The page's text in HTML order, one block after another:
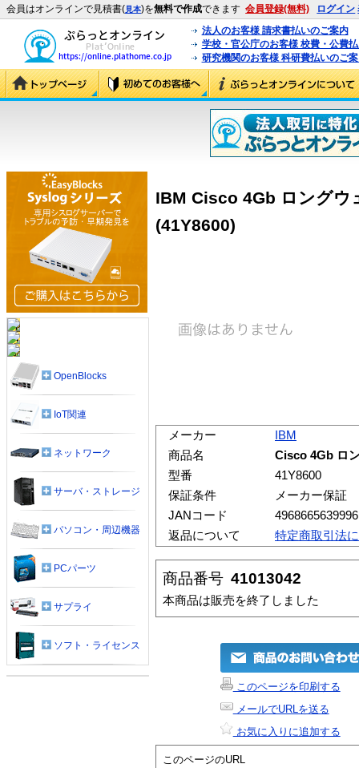
会員はオンラインで見積書(見本)を無料で作成できます 会員登録(無料) ログイン
法人のお客様 請求書払いのご案内
学校・官公庁のお客様 校費・公費
研究機関のお客様 科研費払いのご
IBM Cisco 4Gb ロングウ
(41Y8600)
メーカー
IBM
商品名
Cisco 4Gb ロ
型番
41Y8600
保証条件
メーカー保証
JANコード
4968665639996
返品について
特定商取引法
商品番号 41013042
本商品は販売を終了しました
このページを印刷する
メールでURLを送る
お気に入りに追加する
このページのURL
OpenBlocks
IoT関連
ネットワーク
サーバ・ストレージ
パソコン・周辺機器
PCパーツ
サプライ
ソフト・ライセンス